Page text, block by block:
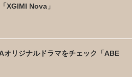
XGIMI Nova」
オリジナルドラマをチェック「ABE